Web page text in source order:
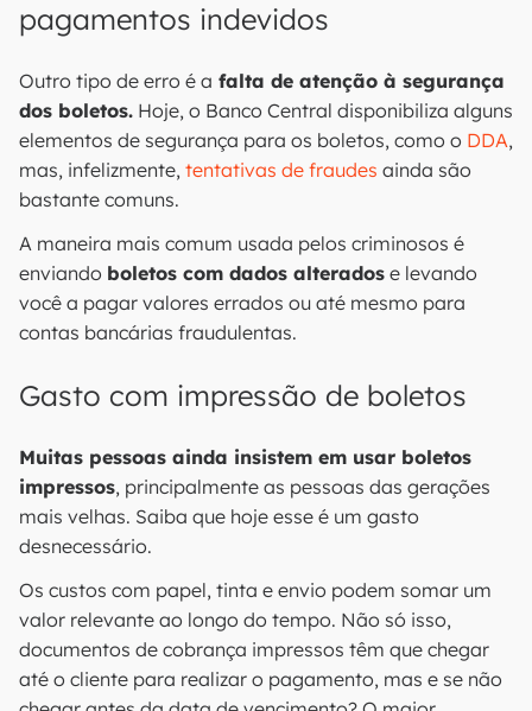
pagamentos indevidos
Outro tipo de erro é a falta de atenção à segurança
dos boletos. Hoje, o Banco Central disponibiliza alguns
elementos de segurança para os boletos, como o DDA,
mas, infelizmente, tentativas de fraudes ainda são
bastante comuns.
A maneira mais comum usada pelos criminosos é
enviando boletos com dados alterados e levando
você a pagar valores errados ou até mesmo para
contas bancárias fraudulentas.
Gasto com impressão de boletos
Muitas pessoas ainda insistem em usar boletos
impressos, principalmente as pessoas das gerações
mais velhas. Saiba que hoje esse é um gasto
desnecessário.
Os custos com papel, tinta e envio podem somar um
valor relevante ao longo do tempo. Não só isso,
documentos de cobrança impressos têm que chegar
até o cliente para realizar o pagamento, mas e se não